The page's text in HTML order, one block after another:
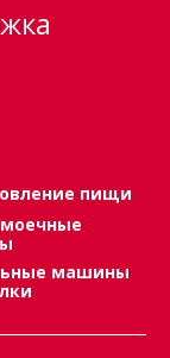
пищи
машины